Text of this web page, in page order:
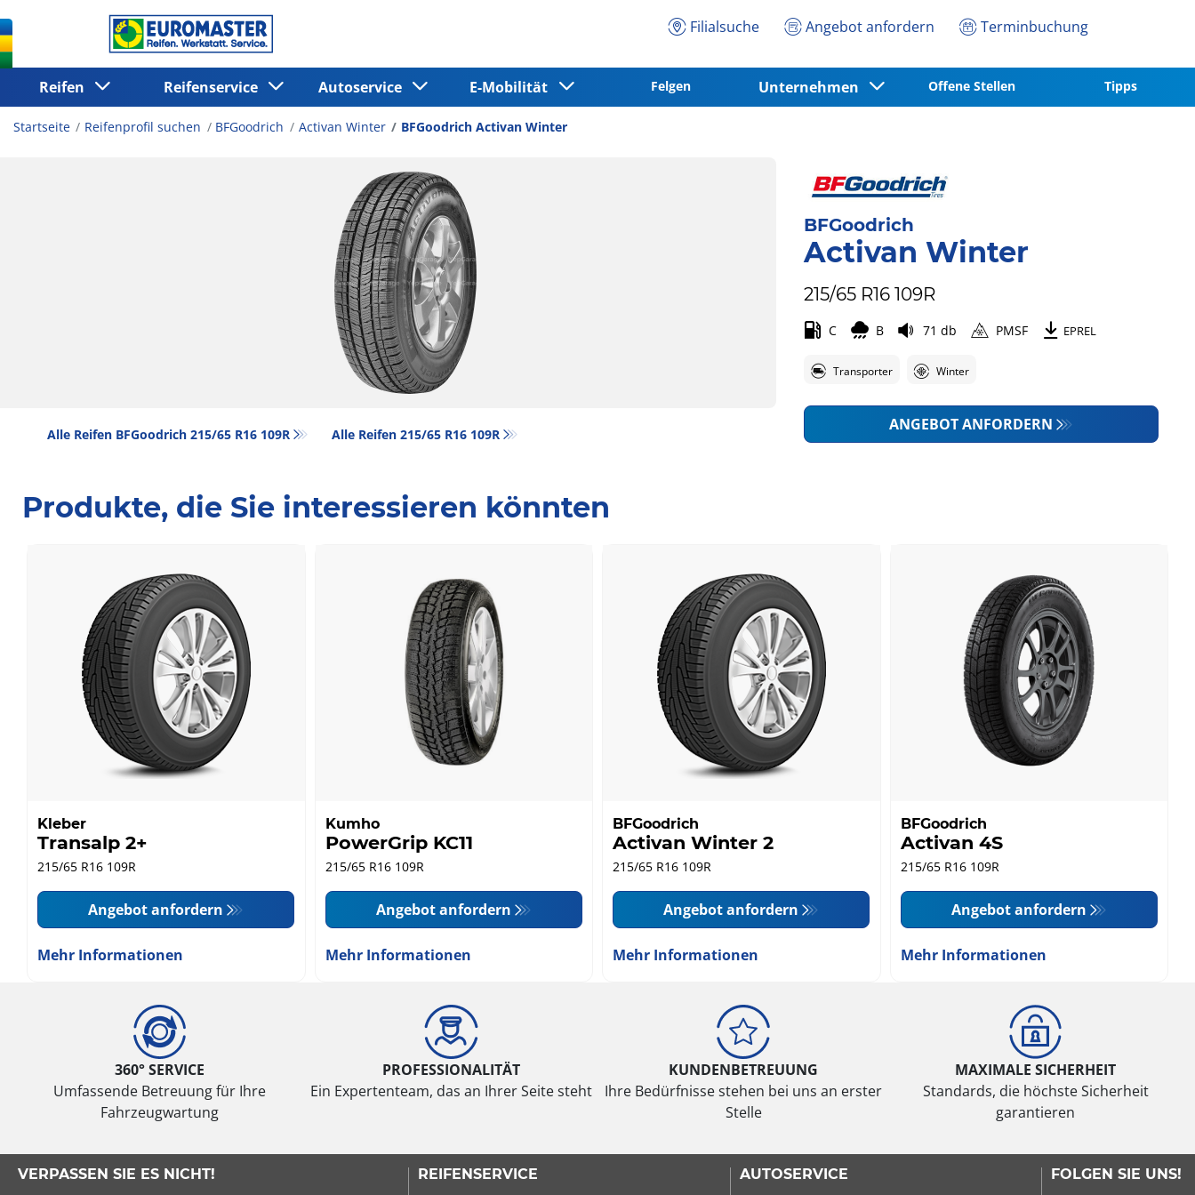
Filialsuche Angebot anfordern Terminbuchung
Reifen Reifenservice Autoservice E-Mobilität Felgen Unternehmen Offene Stellen Tipps
Startseite Reifenprofil suchen BFGoodrich Activan Winter BFGoodrich Activan Winter
Alle Reifen BFGoodrich 215/65 R16 109R Alle Reifen‎ 215/65 R16 109R
BFGoodrich
Activan Winter
215/65 R16 109R
C B 71 db PMSF EPREL
Transporter Winter
ANGEBOT ANFORDERN
Produkte, die Sie interessieren könnten
Kleber
Transalp 2+
215/65 R16 109R
Angebot anfordern
Mehr Informationen
Kumho
PowerGrip KC11
215/65 R16 109R
Angebot anfordern
Mehr Informationen
BFGoodrich
Activan Winter 2
215/65 R16 109R
Angebot anfordern
Mehr Informationen
BFGoodrich
Activan 4S
215/65 R16 109R
Angebot anfordern
Mehr Informationen
360° SERVICE
Umfassende Betreuung für Ihre
Fahrzeugwartung
PROFESSIONALITÄT
Ein Expertenteam, das an Ihrer Seite steht
KUNDENBETREUUNG
Ihre Bedürfnisse stehen bei uns an erster
Stelle
MAXIMALE SICHERHEIT
Standards, die höchste Sicherheit
garantieren
VERPASSEN SIE ES NICHT!
REIFENSERVICE
AUTOSERVICE
FOLGEN SIE UNS!